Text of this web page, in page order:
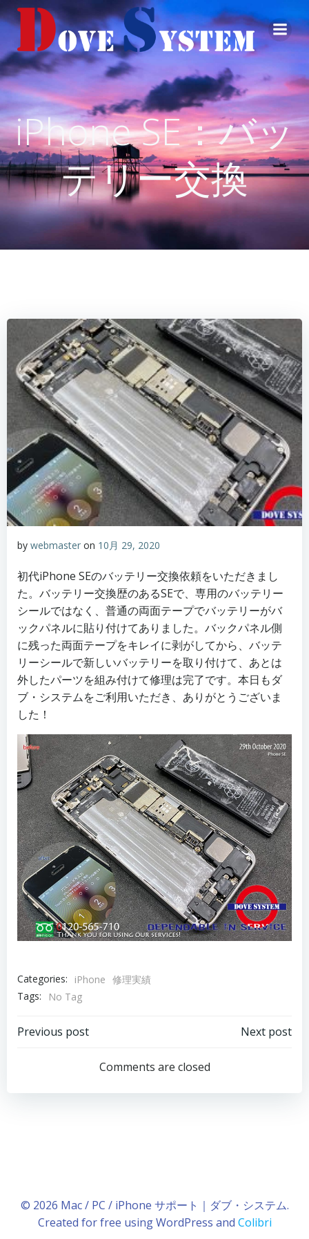
コ
ン
テ
へ
ス
キ
ッ
プ
iPhone SE：バッ
テリー交換
by webmaster on 10月 29, 2020
初代iPhone SEのバッテリー交換依頼をいただきまし
た。バッテリー交換歴のあるSEで、専用のバッテリー
シールではなく、普通の両面テープでバッテリーがバ
ックパネルに貼り付けてありました。バックパネル側
に残った両面テープをキレイに剥がしてから、バッテ
リーシールで新しいバッテリーを取り付けて、あとは
外したパーツを組み付けて修理は完了です。本日もダ
ブ・システムをご利用いただき、ありがとうございま
した！
Categories: iPhone 修理実績
Tags:
No Tag
Post
navigation
Previous post
navigation
Next post
Comments are closed
© 2026 Mac / PC / iPhone サポート｜ダブ・システム.
Created for free using WordPress and Colibri